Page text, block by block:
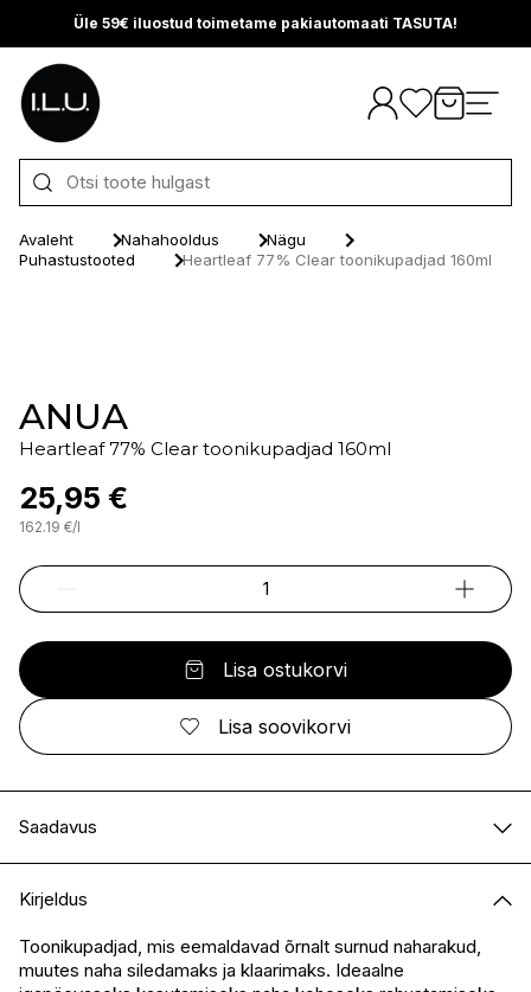
Üle 59€ iluostud toimetame pakiautomaati TASUTA!
Otse sisu juurde
Avaleht Nahahooldus
Nägu
Puhastustooted
Heartleaf 77% Clear toonikupadjad 160ml
ANUA
Heartleaf 77% Clear toonikupadjad 160ml
25,95 €
162.19 €/l
Lisa ostukorvi
Lisa soovikorvi
Saadavus
I.L.U. Kristiine
I.L.U. Ülemiste
Ei ole saadaval
I.L.U. Rocca
Saadaval
Kirjeldus
Toonikupadjad, mis eemaldavad õrnalt surnud naharakud,
muutes naha siledamaks ja klaarimaks. Ideaalne